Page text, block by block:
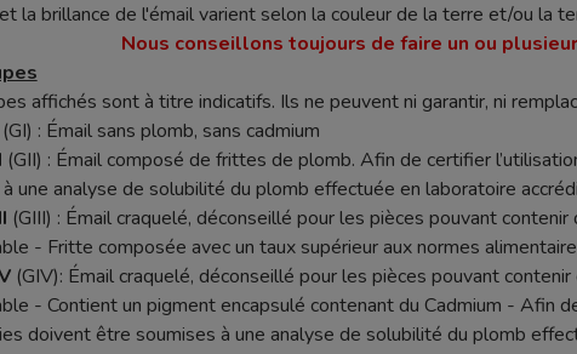
la brillance de l'émail varient selon la couleur de la terre et/ou la
Nous conseillons toujours de faire un ou
affichés sont à titre indicatifs. Ils ne peuvent ni garantir, ni
(GI) : Émail sans plomb, sans cadmium
(GII) : Émail composé de frittes de plomb. Afin de certifier
une analyse de solubilité du plomb effectuée en laboratoire
(GIII) : Émail craquelé, déconseillé pour les pièces pouvant
- Fritte composée avec un taux supérieur aux normes
(GIV): Émail craquelé, déconseillé pour les pièces pouvant
- Contient un pigment encapsulé contenant du Cadmium - Afin
doivent être soumises à une analyse de solubilité du plomb